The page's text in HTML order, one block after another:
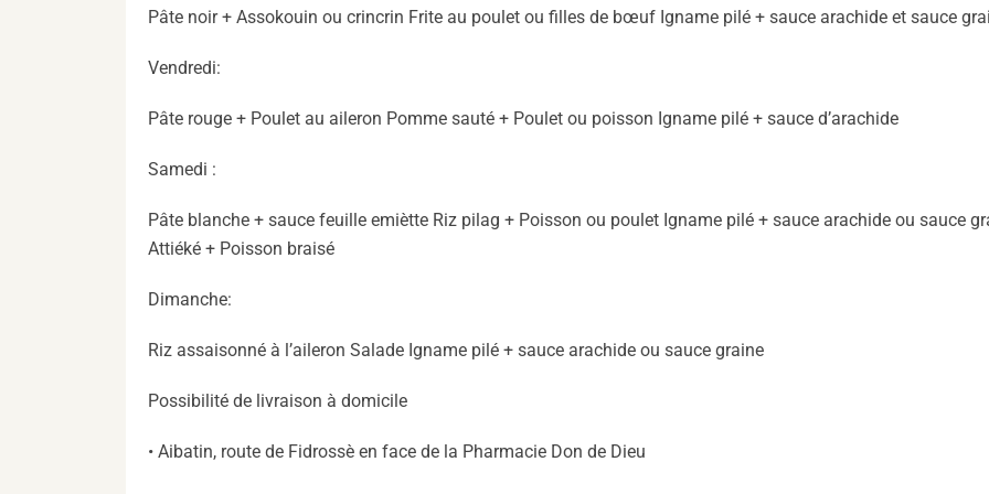
Pâte noir + Assokouin ou crincrin Frite au poulet ou filles de bœuf Igname pilé + sauce arachide et sauce
Vendredi:
Pâte rouge + Poulet au aileron Pomme sauté + Poulet ou poisson Igname pilé + sauce d’arachide
Samedi :
Pâte blanche + sauce feuille emiètte Riz pilag + Poisson ou poulet Igname pilé + sauce arachide ou sauce
Attiéké + Poisson braisé
Dimanche:
Riz assaisonné à l’aileron Salade Igname pilé + sauce arachide ou sauce graine
Possibilité de livraison à domicile
• Aibatin, route de Fidrossè en face de la Pharmacie Don de Dieu